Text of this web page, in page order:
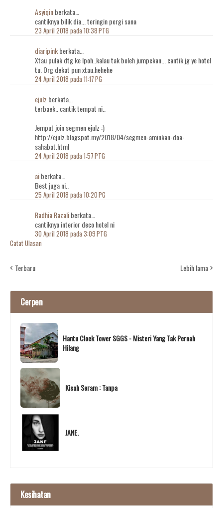
Asyiqinberkata…
cantiknya bilik dia... teringin pergi sana
23 April 2018 pada 10:38 PTG
diaripinkberkata…
Xtau pulak dtg ke Ipoh..kalau tak boleh jumpekan... cantik jg ye hotel
tu. Org dekat pun xtau.hehehe
24 April 2018 pada 11:17 PG
ejulz berkata…
terbaek.. cantik tempat ni..
Jemput join segmen ejulz :)
http://ejulz.blogspot.my/2018/04/segmen-aminkan-doa-
sahabat.html
24 April 2018 pada 1:57 PTG
aiberkata…
Best juga ni..
25 April 2018 pada 10:20 PG
Radhia Razaliberkata…
cantiknya interior deco hotel ni
30 April 2018 pada 3:09 PTG
Catat Ulasan
Terbaru Lebih lama
Cerpen
Hantu Clock Tower SGGS - Misteri Yang Tak Pernah
Hilang
Kisah Seram : Tanpa
JANE.
Kesihatan